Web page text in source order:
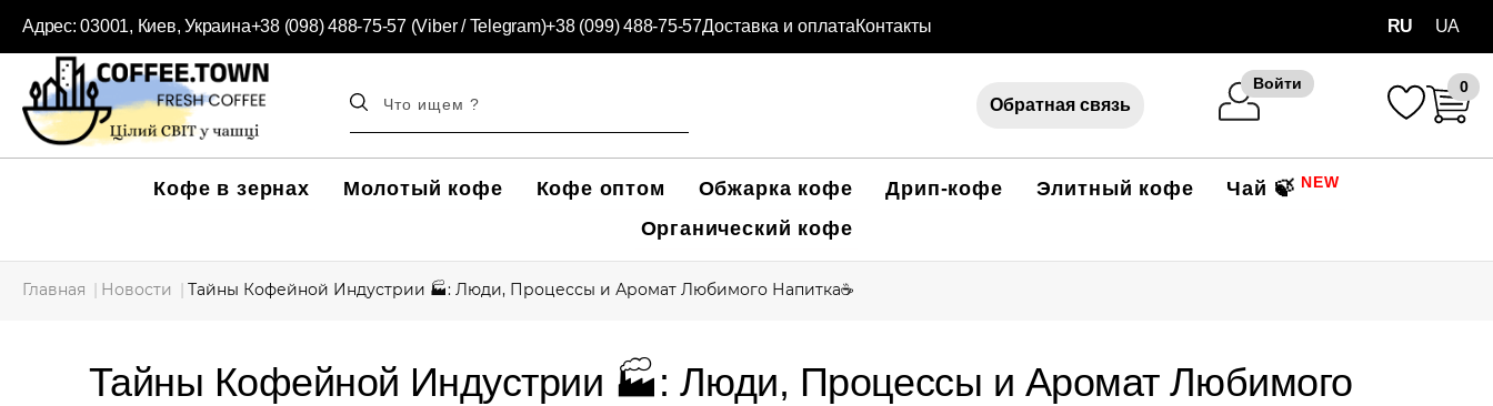
Адрес: 03001, Киев, Украина+38 (098) 488-75-57 (Viber / Telegram)+38 (099) 488-75-57Доставка и оплатаКонтакты RU UA
Обратная связь
Войти 0
Кофе в зернах Молотый кофе Кофе оптом Обжарка кофе Дрип-кофе Элитный кофе Чай 🍃 NEW
Органический кофе
Главная Новости Тайны Кофейной Индустрии 🏭: Люди, Процессы и Аромат Любимого Напитка☕️
Тайны Кофейной Индустрии 🏭: Люди, Процессы и Аромат Любимого